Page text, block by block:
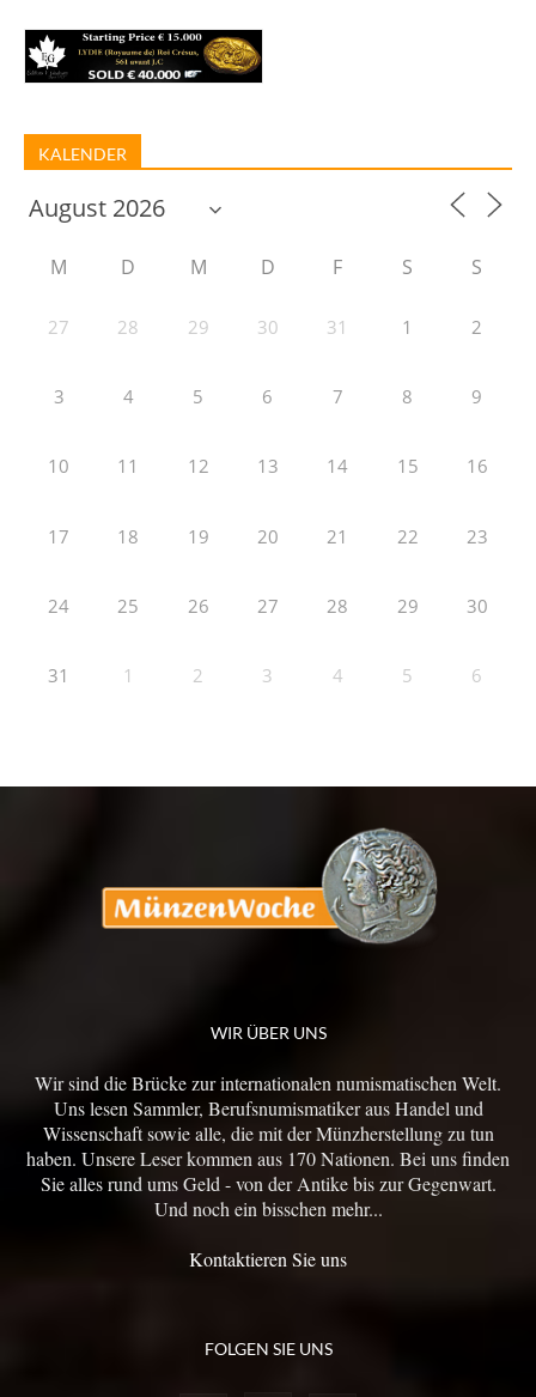
KALENDER
M D M D F S S
27 28 29 30 31 1 2
3 4 5 6 7 8 9
10 11 12 13 14 15 16
17 18 19 20 21 22 23
24 25 26 27 28 29 30
31 1 2 3 4 5 6
WIR ÜBER UNS
Wir sind die Brücke zur internationalen numismatischen Welt.
Uns lesen Sammler, Berufsnumismatiker aus Handel und
Wissenschaft sowie alle, die mit der Münzherstellung zu tun
haben. Unsere Leser kommen aus 170 Nationen. Bei uns finden
Sie alles rund ums Geld - von der Antike bis zur Gegenwart.
Und noch ein bisschen mehr...
Kontaktieren Sie uns
FOLGEN SIE UNS